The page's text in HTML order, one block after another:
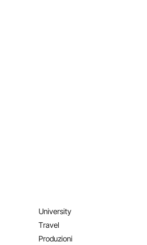
University
Travel
Produzioni